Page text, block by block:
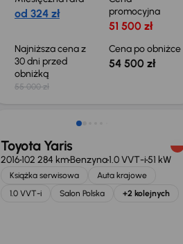
od 324 zł
promocyjna
51 500 zł
Najniższa cena z
30 dni przed
obniżką
55 000 zł
Cena po obniżce
54 500 zł
Toyota Yaris
2016102 284 kmBenzyna1.0 VVT-i51 kW
Książka serwisowa
Auta krajowe
1.0 VVT-i
Salon Polska +2 kolejnych